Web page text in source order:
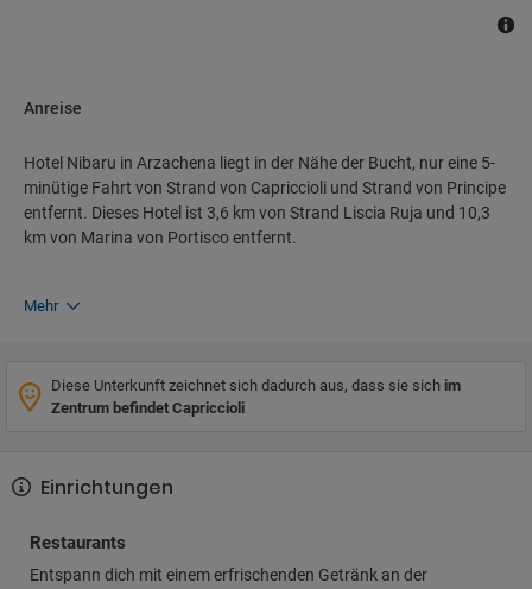
Anreise
Hotel Nibaru in Arzachena liegt in der Nähe der Bucht, nur eine 5-
minütige Fahrt von Strand von Capriccioli und Strand von Principe
entfernt. Dieses Hotel ist 3,6 km von Strand Liscia Ruja und 10,3
km von Marina von Portisco entfernt.
Mehr
Diese Unterkunft zeichnet sich dadurch aus, dass sie sich im
Zentrum befindet Capriccioli
Einrichtungen
Restaurants
Entspann dich mit einem erfrischenden Getränk an der